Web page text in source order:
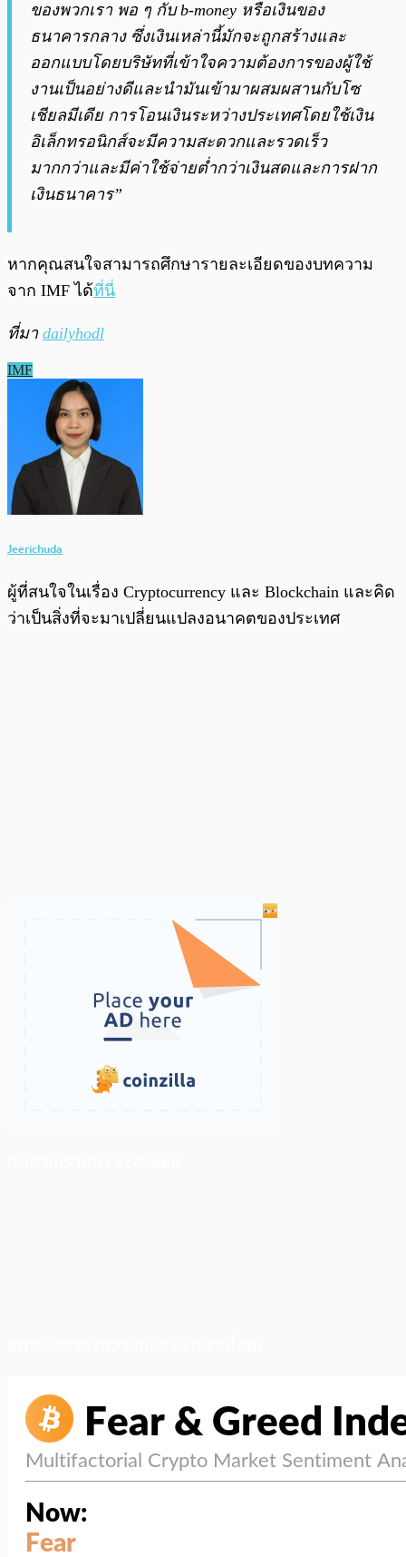
ของพวกเรา พอ ๆ กับ b-money หรือเงินของ
ธนาคารกลาง ซึ่งเงินเหล่านี้มักจะถูกสร้างและ
ออกแบบโดยบริษัทที่เข้าใจความต้องการของผู้ใช้
งานเป็นอย่างดีและนำมันเข้ามาผสมผสานกับโซ
เชียลมีเดีย การโอนเงินระหว่างประเทศโดยใช้เงิน
อิเล็กทรอนิกส์จะมีความสะดวกและรวดเร็ว
มากกว่าและมีค่าใช้จ่ายต่ำกว่าเงินสดและการฝาก
เงินธนาคาร”
หากคุณสนใจสามารถศึกษารายละเอียดของบทความ
จาก IMF ได้ที่นี่
ที่มา dailyhodl
IMF
Jeerichuda
ผู้ที่สนใจในเรื่อง Cryptocurrency และ Blockchain และคิด
ว่าเป็นสิ่งที่จะมาเปลี่ยนแปลงอนาคตของประเทศ